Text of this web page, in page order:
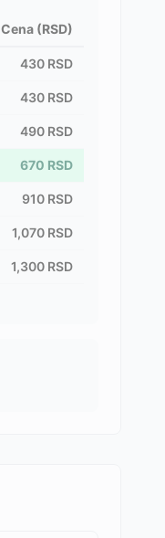
Cena (RSD)
430 RSD
430 RSD
490 RSD
670 RSD
910 RSD
1,070 RSD
1,300 RSD